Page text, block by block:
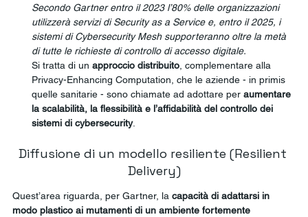
Secondo Gartner entro il 2023 l’80% delle organizzazioni
utilizzerà servizi di Security as a Service e, entro il 2025, i
sistemi di Cybersecurity Mesh supporteranno oltre la metà
di tutte le richieste di controllo di accesso digitale.
Si tratta di un approccio distribuito , complementare alla
Privacy-Enhancing Computation, che le aziende - in primis
quelle sanitarie - sono chiamate ad adottare per aumentare
la scalabilità, la flessibilità e l’affidabilità del controllo dei
sistemi di cybersecurity.
Diffusione di un modello resiliente (Resilient
Delivery)
Quest’area riguarda, per Gartner, la capacità di adattarsi in
modo plastico ai mutamenti di un ambiente fortemente